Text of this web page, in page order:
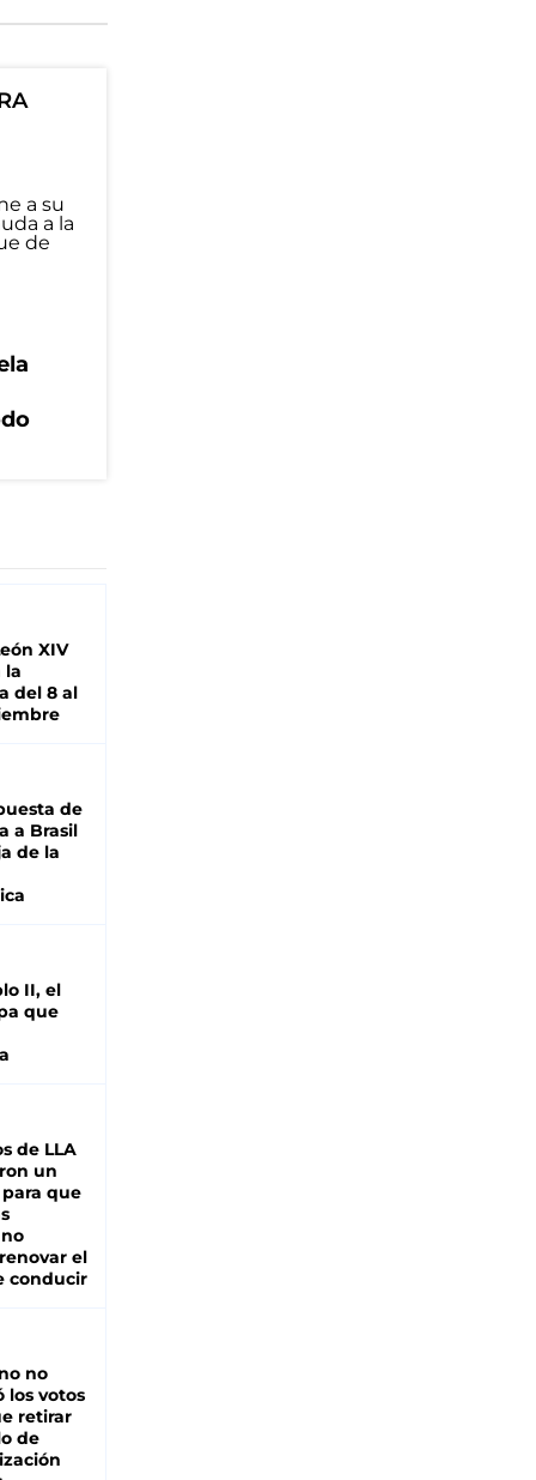
XIV
la
del 8 al
de
a Brasil
de la
II, el
que
de LLA
un
que
el
conducir
no
los votos
retirar
de